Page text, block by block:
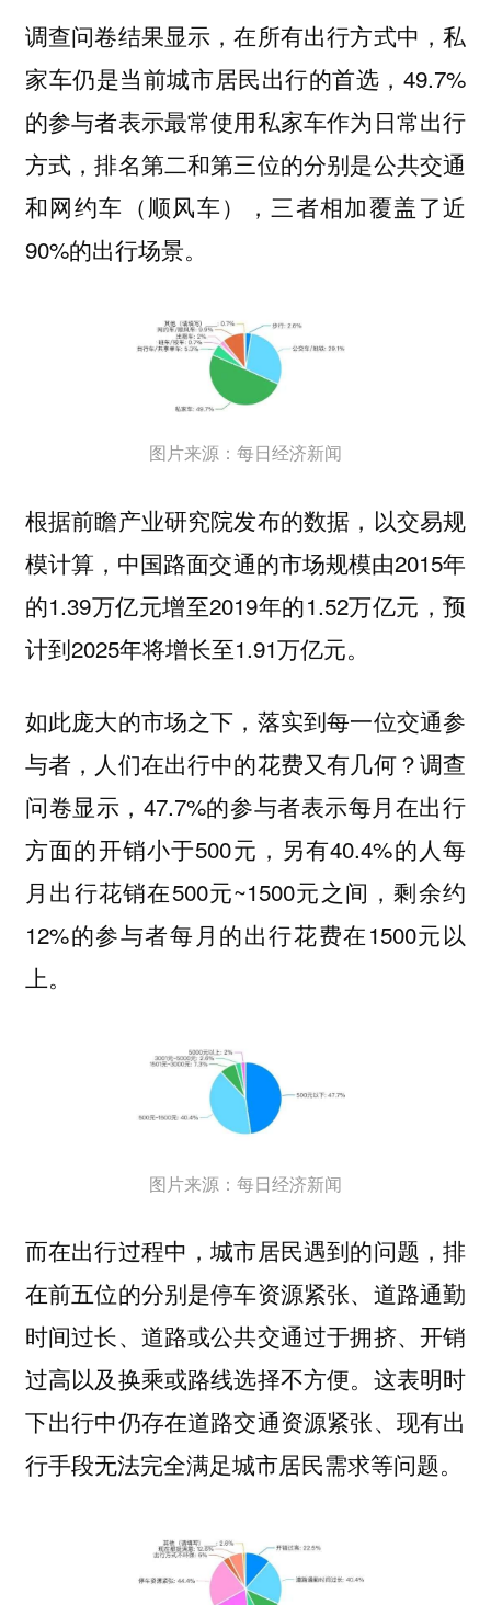
调查问卷结果显示，在所有出行方式中，私
家车仍是当前城市居民出行的首选，49.7%
的参与者表示最常使用私家车作为日常出行
方式，排名第二和第三位的分别是公共交通
和网约车（顺风车），三者相加覆盖了近
90%的出行场景。
图片来源：每日经济新闻
根据前瞻产业研究院发布的数据，以交易规
模计算，中国路面交通的市场规模由2015年
的1.39万亿元增至2019年的1.52万亿元，预
计到2025年将增长至1.91万亿元。
如此庞大的市场之下，落实到每一位交通参
与者，人们在出行中的花费又有几何？调查
问卷显示，47.7%的参与者表示每月在出行
方面的开销小于500元，另有40.4%的人每
月出行花销在500元~1500元之间，剩余约
12%的参与者每月的出行花费在1500元以
上。
图片来源：每日经济新闻
而在出行过程中，城市居民遇到的问题，排
在前五位的分别是停车资源紧张、道路通勤
时间过长、道路或公共交通过于拥挤、开销
过高以及换乘或路线选择不方便。这表明时
下出行中仍存在道路交通资源紧张、现有出
行手段无法完全满足城市居民需求等问题。